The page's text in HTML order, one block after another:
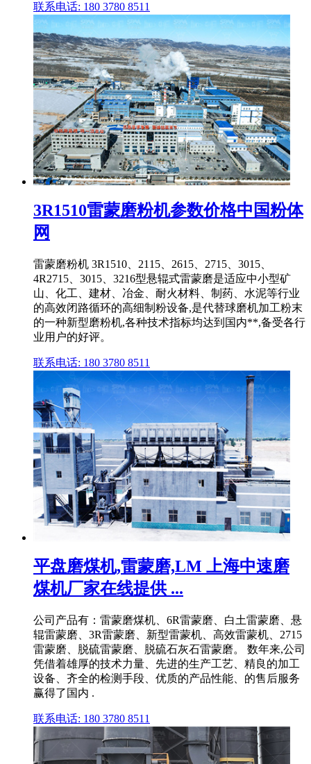
联系电话: 180 3780 8511
3R1510雷蒙磨粉机参数价格中国粉体
网
雷蒙磨粉机 3R1510、2115、2615、2715、3015、
4R2715、3015、3216型悬辊式雷蒙磨是适应中小型矿
山、化工、建材、冶金、耐火材料、制药、水泥等行业
的高效闭路循环的高细制粉设备,是代替球磨机加工粉末
的一种新型磨粉机,各种技术指标均达到国内**,备受各行
业用户的好评。
联系电话: 180 3780 8511
平盘磨煤机,雷蒙磨,LM 上海中速磨
煤机厂家在线提供 ...
公司产品有：雷蒙磨煤机、6R雷蒙磨、白土雷蒙磨、悬
辊雷蒙磨、3R雷蒙磨、新型雷蒙机、高效雷蒙机、2715
雷蒙磨、脱硫雷蒙磨、脱硫石灰石雷蒙磨。 数年来,公司
凭借着雄厚的技术力量、先进的生产工艺、精良的加工
设备、齐全的检测手段、优质的产品性能、的售后服务
赢得了国内 .
联系电话: 180 3780 8511